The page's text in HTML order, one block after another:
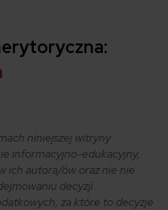
niniejszej witryny
informacyjno-edukacyjny,
ich autora/ów oraz nie nie
decyzji
za które to decyzje